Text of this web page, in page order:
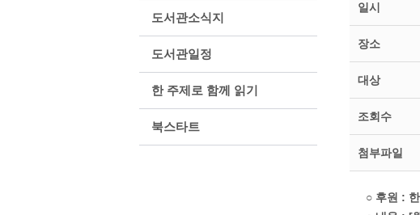
도서관소식지
도서관일정
한 주제로 함께 읽기
북스타트
일시
장소
대상
조회수
첨부파일
○ 후원 :